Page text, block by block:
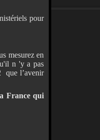
pour
mesurez en
n 'y a pas
que l’avenir
France qui